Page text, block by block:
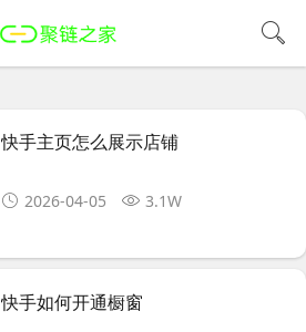
快手主页怎么展示店铺
2026-04-05 3.1W
快手如何开通橱窗